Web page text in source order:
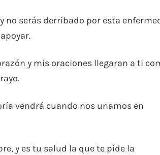
no serás derribado por esta
y mis oraciones llegaran a ti
vendrá cuando nos unamos en
y es tu salud la que te pide la